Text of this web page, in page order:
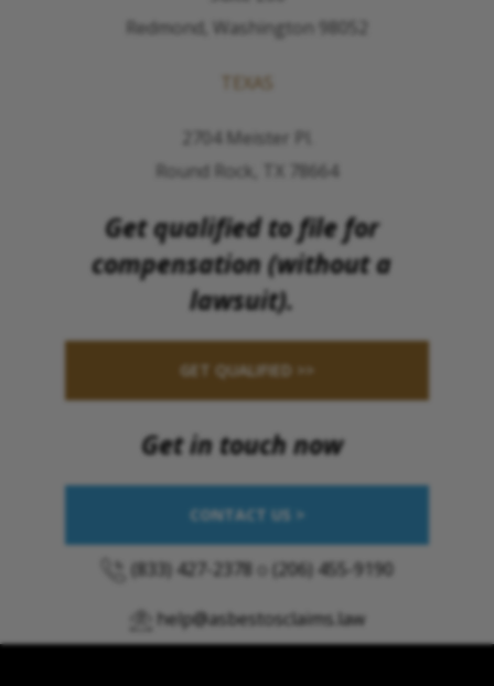
Redmond, Washington 98052
TEXAS
2704 Meister Pl.
Round Rock, TX 78664
Get qualified to file for
compensation (without a
lawsuit).
GET QUALIFIED >>
Get in touch now
CONTACT US >
(833) 427-2378 (206) 455-9190
help@asbestosclaims.law